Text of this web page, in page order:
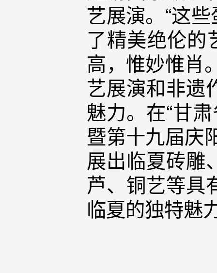
艺展演。“这
了精美绝伦的
高，惟妙惟肖
艺展演和非遗
魅力。在“甘
暨第十九届庆
展出临夏砖雕
芦、铜艺等具
临夏的独特魅